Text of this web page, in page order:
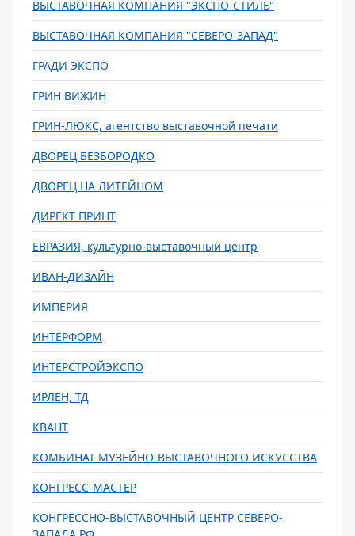
ВЫСТАВОЧНАЯ КОМПАНИЯ "ЭКСПО-СТИЛЬ"
ВЫСТАВОЧНАЯ КОМПАНИЯ "СЕВЕРО-ЗАПАД"
ГРАДИ ЭКСПО
ГРИН ВИЖИН
ГРИН-ЛЮКС, агентство выставочной печати
ДВОРЕЦ БЕЗБОРОДКО
ДВОРЕЦ НА ЛИТЕЙНОМ
ДИРЕКТ ПРИНТ
ЕВРАЗИЯ, культурно-выставочный центр
ИВАН-ДИЗАЙН
ИМПЕРИЯ
ИНТЕРФОРМ
ИНТЕРСТРОЙЭКСПО
ИРЛЕН, ТД
КВАНТ
КОМБИНАТ МУЗЕЙНО-ВЫСТАВОЧНОГО ИСКУССТВА
КОНГРЕСС-МАСТЕР
КОНГРЕССНО-ВЫСТАВОЧНЫЙ ЦЕНТР СЕВЕРО-